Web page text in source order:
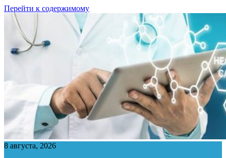
Перейти к содержимому
8 августа, 2026